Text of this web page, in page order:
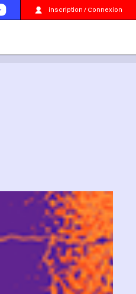
inscription / Connexion